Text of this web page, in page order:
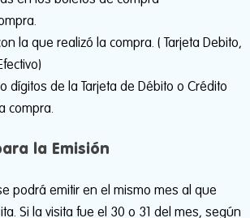
la que realizó la compra. ( Tarjeta Debito,
dígitos de la Tarjeta de Débito o Crédito
compra.
la Emisión
podrá emitir en el mismo mes al que
Si la visita fue el 30 o 31 del mes, según